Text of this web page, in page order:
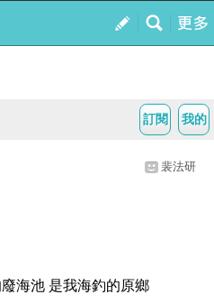
我的
訂閱
裴法研
海池 是我海釣的原鄉